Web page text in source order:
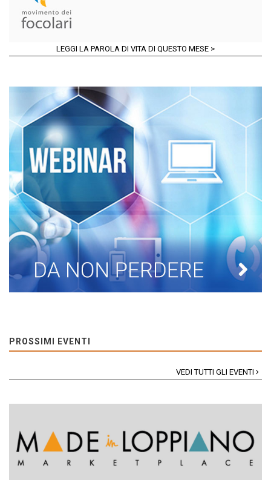
LEGGI LA PAROLA DI VITA DI QUESTO MESE >
PROSSIMI EVENTI
VEDI TUTTI GLI EVENTI